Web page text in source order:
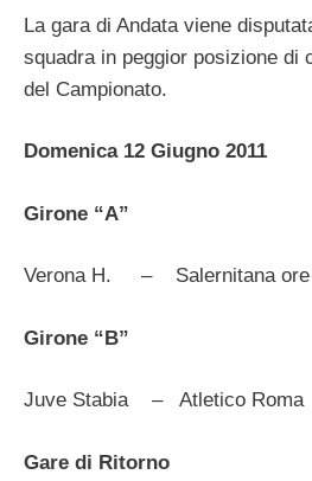
La gara di Andata viene
squadra in peggior posizione di
del Campionato.
Domenica 12 Giugno 2011
Girone “A”
Verona H. – Salernitana ore
Girone “B”
Juve Stabia – Atletico
Gare di Ritorno